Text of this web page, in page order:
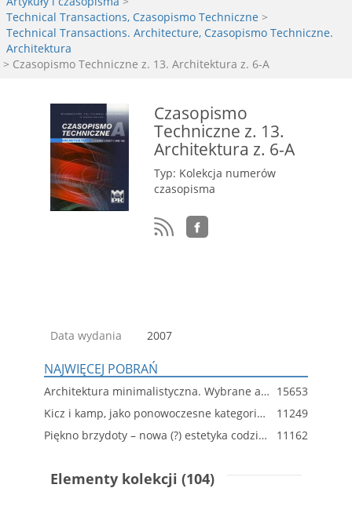
Technical Transactions, Czasopismo Techniczne >
Technical Transactions. Architecture, Czasopismo Techniczne.
Architektura
> Czasopismo Techniczne z. 13. Architektura z. 6-A
Czasopismo
Techniczne z. 13.
Architektura z. 6-A
Typ: Kolekcja numerów
czasopisma
Data wydania 2007
NAJWIĘCEJ POBRAŃ
Architektura minimalistyczna. Wybrane aspekty 15653
Kicz i kamp, jako ponowoczesne kategorie przetworzonego piękna, czyli refleksje o Licheniu
11249
Piękno brzydoty – nowa (?) estetyka codzienności
11162
Elementy kolekcji (104)